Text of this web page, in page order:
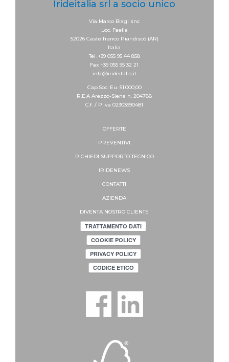
Irideitalia srl a socio unico
Via Marco Biagi snc
Loc. Faella
52026 Castelfranco Piandiscò (AR)
Italia
Tel. +39 055 95 44 858
Fax +39 055 95 32 21
info@irideitalia.it
Cap.Soc. Eu. 51.000,00
R.E.A Arezzo-Siena n. 204788
C.f. / P.iva 02303990481
OFFERTE
PREVENTIVI
RICHIEDI SUPPORTOTECNICO
IRIDENEWS
CONTATTI
AZIENDA
DIVENTA NOSTRO CLIENTE